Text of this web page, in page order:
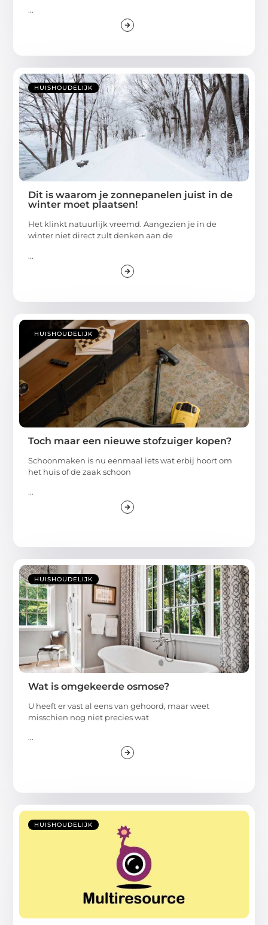
...
HUISHOUDELIJK
Dit is waarom je zonnepanelen juist in de
winter moet plaatsen!
Het klinkt natuurlijk vreemd. Aangezien je in de
winter niet direct zult denken aan de
...
HUISHOUDELIJK
Toch maar een nieuwe stofzuiger kopen?
Schoonmaken is nu eenmaal iets wat erbij hoort om
het huis of de zaak schoon
...
HUISHOUDELIJK
Wat is omgekeerde osmose?
U heeft er vast al eens van gehoord, maar weet
misschien nog niet precies wat
...
HUISHOUDELIJK